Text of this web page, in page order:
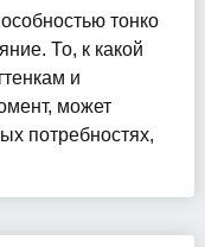
тонко
То, к какой
и
может
потребностях,